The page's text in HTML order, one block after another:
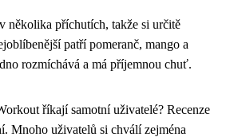
několika příchutích, takže si určitě
patří pomeranč, mango a
rozmíchává a má příjemnou chuť.
říkají samotní uživatelé? Recenze
Mnoho uživatelů si chválí zejména